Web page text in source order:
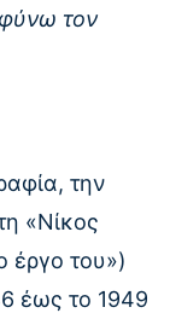
τον
την
«Νίκος
έργο του»)
έως το 1949